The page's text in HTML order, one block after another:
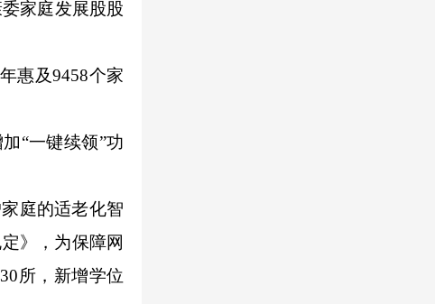
家庭发展股股
惠及9458个家
“一键续领”功
庭的适老化智
》，为保障网
所，新增学位